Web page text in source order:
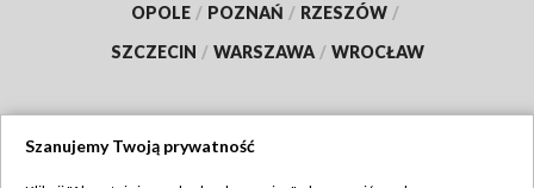
OPOLE / POZNAŃ / RZESZÓW /
SZCZECIN / WARSZAWA / WROCŁAW
Szanujemy Twoją prywatność